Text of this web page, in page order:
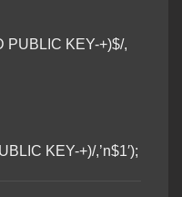
PUBLIC KEY-+)$/,
KEY-+)/,’n$1′);